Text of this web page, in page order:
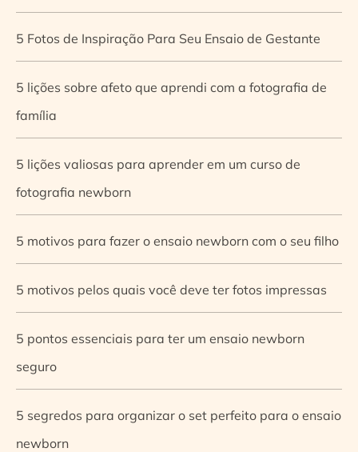
5 Fotos de Inspiração Para Seu Ensaio de Gestante
5 lições sobre afeto que aprendi com a fotografia de
família
5 lições valiosas para aprender em um curso de
fotografia newborn
5 motivos para fazer o ensaio newborn com o seu filho
5 motivos pelos quais você deve ter fotos impressas
5 pontos essenciais para ter um ensaio newborn
seguro
5 segredos para organizar o set perfeito para o ensaio
newborn